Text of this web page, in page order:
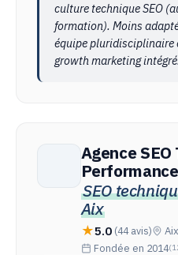
culture technique SEO
formation). Moins
équipe pluridisciplinaire
growth marketing
Agence
SEO
Aix
5.0 (44 avis)
Fondée en 2014